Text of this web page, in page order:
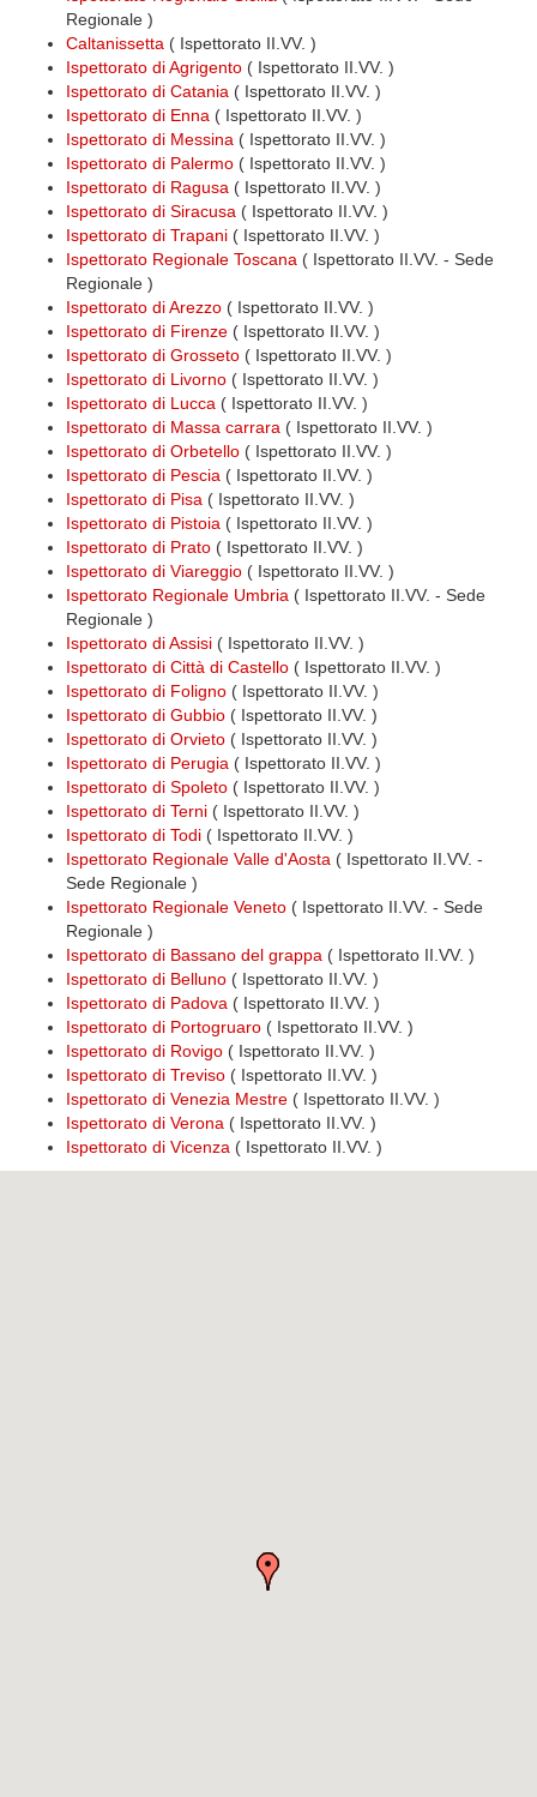
Regionale )
Caltanissetta ( Ispettorato II.VV. )
Ispettorato di Agrigento ( Ispettorato II.VV. )
Ispettorato di Catania ( Ispettorato II.VV. )
Ispettorato di Enna ( Ispettorato II.VV. )
Ispettorato di Messina ( Ispettorato II.VV. )
Ispettorato di Palermo ( Ispettorato II.VV. )
Ispettorato di Ragusa ( Ispettorato II.VV. )
Ispettorato di Siracusa ( Ispettorato II.VV. )
Ispettorato di Trapani ( Ispettorato II.VV. )
Ispettorato Regionale Toscana ( Ispettorato II.VV. - Sede
Regionale )
Ispettorato di Arezzo ( Ispettorato II.VV. )
Ispettorato di Firenze ( Ispettorato II.VV. )
Ispettorato di Grosseto ( Ispettorato II.VV. )
Ispettorato di Livorno ( Ispettorato II.VV. )
Ispettorato di Lucca ( Ispettorato II.VV. )
Ispettorato di Massa carrara ( Ispettorato II.VV. )
Ispettorato di Orbetello ( Ispettorato II.VV. )
Ispettorato di Pescia ( Ispettorato II.VV. )
Ispettorato di Pisa ( Ispettorato II.VV. )
Ispettorato di Pistoia ( Ispettorato II.VV. )
Ispettorato di Prato ( Ispettorato II.VV. )
Ispettorato di Viareggio ( Ispettorato II.VV. )
Ispettorato Regionale Umbria ( Ispettorato II.VV. - Sede
Regionale )
Ispettorato di Assisi ( Ispettorato II.VV. )
Ispettorato di Città di Castello ( Ispettorato II.VV. )
Ispettorato di Foligno ( Ispettorato II.VV. )
Ispettorato di Gubbio ( Ispettorato II.VV. )
Ispettorato di Orvieto ( Ispettorato II.VV. )
Ispettorato di Perugia ( Ispettorato II.VV. )
Ispettorato di Spoleto ( Ispettorato II.VV. )
Ispettorato di Terni ( Ispettorato II.VV. )
Ispettorato di Todi ( Ispettorato II.VV. )
Ispettorato Regionale Valle d'Aosta ( Ispettorato II.VV. -
Sede Regionale )
Ispettorato Regionale Veneto ( Ispettorato II.VV. - Sede
Regionale )
Ispettorato di Bassano del grappa ( Ispettorato II.VV. )
Ispettorato di Belluno ( Ispettorato II.VV. )
Ispettorato di Padova ( Ispettorato II.VV. )
Ispettorato di Portogruaro ( Ispettorato II.VV. )
Ispettorato di Rovigo ( Ispettorato II.VV. )
Ispettorato di Treviso ( Ispettorato II.VV. )
Ispettorato di Venezia Mestre ( Ispettorato II.VV. )
Ispettorato di Verona ( Ispettorato II.VV. )
Ispettorato di Vicenza ( Ispettorato II.VV. )